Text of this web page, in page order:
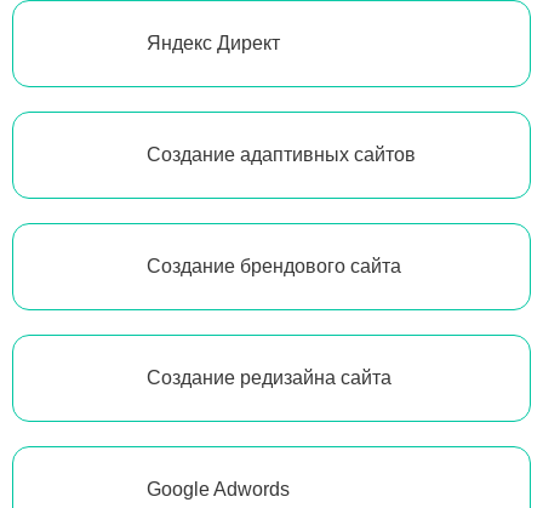
Яндекс Директ
Создание адаптивных сайтов
Создание брендового сайта
Создание редизайна сайта
Google Adwords